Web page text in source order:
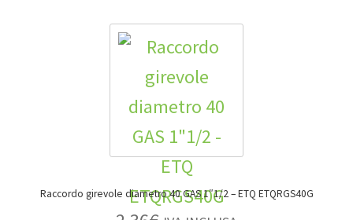
Raccordo girevole diametro 40 GAS 1″1/2 – ETQ ETQRGS40G